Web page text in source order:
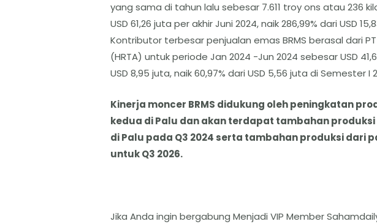
yang sama di tahun lalu sebesar 7.611 troy ons atau 236
USD 61,26 juta per akhir Juni 2024, naik 286,99% dari USD
Kontributor terbesar penjualan emas BRMS berasal dari
(HRTA) untuk periode Jan 2024 -Jun 2024 sebesar USD
USD 8,95 juta, naik 60,97% dari USD 5,56 juta di Semester I
Kinerja moncer BRMS didukung oleh peningkatan
kedua di Palu dan akan terdapat tambahan
di Palu pada Q3 2024 serta tambahan produksi dari
untuk Q3 2026.
Jika Anda ingin bergabung Menjadi VIP Member